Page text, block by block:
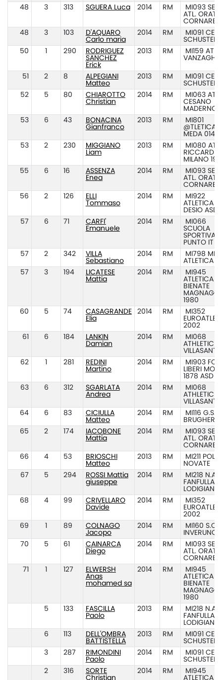
48
3 313 SGUERA Luca 2014 RM
MI093 SEZ.
ATL.
48
3 103
D'AQUARO
Carlo maria
2014 RM
MI091
SCHUSTER
50
290
RODRIGUEZ
SANCHEZ
Erick
2013 RM
MI159 ATL.
51 2 8
ALPEGIANI
Matteo
2013 RM
MI091
SCHUSTER
52
5 80
CHIAROTTO
Christian
2014 RM
MI063 ATL.
CESANO
MADERNO
53
6 43
BONACINA
Gianfranco
2013 RM
MI801
@TLETICA
MEDA 014
53
2 230
MIGGIANO
Liam
2013 RM
MI080 ATL.
RICCARDI
MILANO
55
6 16
ASSENZA
Enea
2014 RM
MI093 SEZ.
ATL.
56
2 126
ELLI
Tommaso
2014 RM
MI922
ATLETICA
DESIO ASD
57
6 71
CARFI'
Emanuele
2014 RM
MI066
SCUOLA
SPORTIVA
PUNTO IT
57
2 342
VILLA
Sebastiano
2014 RM
MI798
ATLETICA
57
3 194
LICATESE
Mattia
2014 RM
MI945
ATLETICA
BIENATE
MAGNAGO
1980
60
5 74
CASAGRANDE
Elia
2014 RM
MI352
2002
61
6 184
LANKIN
Damian
2014 RM
MI068
ATHLETIC
VILLASANTA
62
281
REDINI
Martino
2014 RM
MI903
LIBERI
1878 ASD
63
6 312
SGARLATA
Andrea
2014 RM
MI068
ATHLETIC
VILLASANTA
64
6 83
CICIULLA
Matteo
2014 RM
MI116 G.S.A.
BRUGHERIO
65
2 174
IACOBONE
Mattia
2014 RM
MI093 SEZ.
ATL.
66
4 53
BRIOSCHI
Matteo
2013 RM
MI211 POL.
NOVATE
67
5 294
ROSSI Mattia
giuseppe
2014 RM
MI218
FANFULLA
LODIGIANA
68
4 99
CRIVELLARO
Davide
2014 RM
MI352
2002
69
89
COLNAGO
Jacopo
2014 RM
MI160 S.O.I.
INVERUNO
70
5 61
CAINARCA
Diego
2014 RM
MI093 SEZ.
ATL.
71
127
ELWERSH
Anas
mohamed sa
2014 RM
MI945
ATLETICA
BIENATE
MAGNAGO
1980
5
133
FASCILLA
Paolo
2013 RM
MI218
FANFULLA
LODIGIANA
6
113
DELL'OMBRA
BATTISTELLA
2013 RM
MI091
SCHUSTER
3
287
RIMONDINI
Paolo
2014 RM
MI091
SCHUSTER
2
316
SORTE
Christian
2014 RM
MI945
ATLETICA